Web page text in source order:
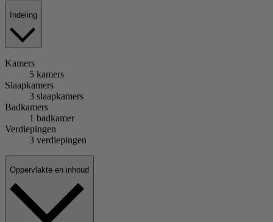
Indeling
Kamers
5 kamers
Slaapkamers
3 slaapkamers
Badkamers
1 badkamer
Verdiepingen
3 verdiepingen
Oppervlakte en inhoud